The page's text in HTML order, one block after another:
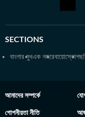
SECTIONS
বাংলার মুখএক নজরেবায়োস্কোপ
আমাদের সম্পর্কে
গোপনীয়তা নীতি